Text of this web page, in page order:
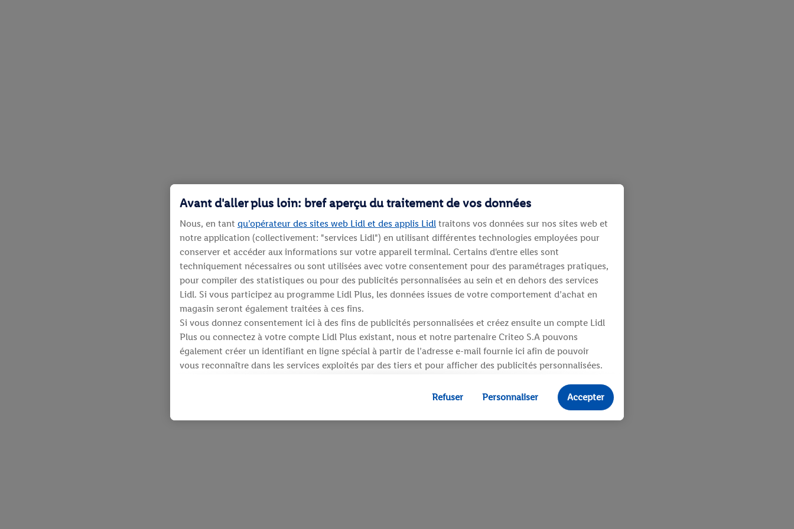
Avant d'aller plus loin: bref aperçu du traitement de vos données
Nous, en tant qu’opérateur des sites web Lidl et des applis Lidl traitons vos données sur nos sites web et
notre application (collectivement: "services Lidl") en utilisant différentes technologies employées pour
conserver et accéder aux informations sur votre appareil terminal. Certains d'entre elles sont
techniquement nécessaires ou sont utilisées avec votre consentement pour des paramétrages pratiques,
pour compiler des statistiques ou pour des publicités personnalisées au sein et en dehors des services
Lidl. Si vous participez au programme Lidl Plus, les données issues de votre comportement d’achat en
magasin seront également traitées à ces fins.
Si vous donnez consentement ici à des fins de publicités personnalisées et créez ensuite un compte Lidl
Plus ou connectez à votre compte Lidl Plus existant, nous et notre partenaire Criteo S.A pouvons
également créer un identifiant en ligne spécial à partir de l’adresse e-mail fournie ici afin de pouvoir
vous reconnaître dans les services exploités par des tiers et pour afficher des publicités personnalisées.
identifiants qui vous sont attribués et dont dispose Criteo S.A.
Sous réserve de votre accord, les publicités liées au reciblage, c’est-à-dire des publicités pour des
produits pour lesquels vous avez montré de l’intérêt (par exemple en plaçant le produit dans un panier
Refuser Personnaliser Accepter